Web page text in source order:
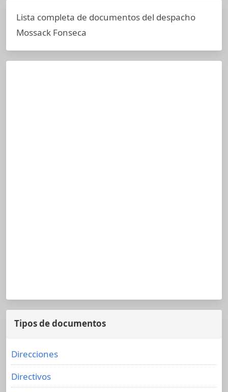
Lista completa de documentos del despacho
Mossack Fonseca
Tipos de documentos
Direcciones
Directivos